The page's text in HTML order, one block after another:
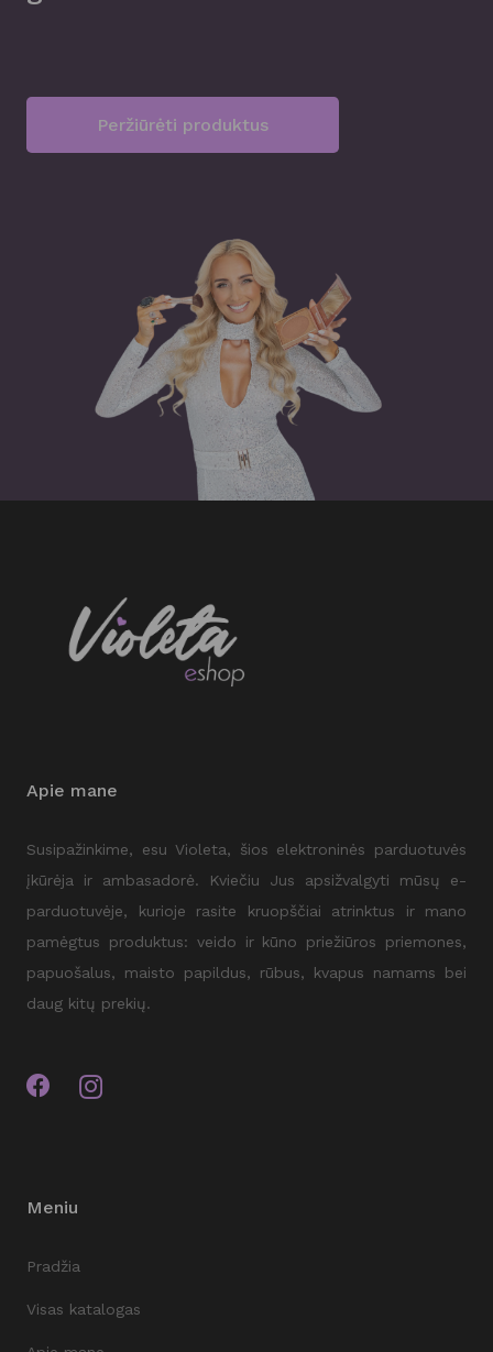
Peržiūrėti produktus
Apie mane
Susipažinkime, esu Violeta, šios elektroninės parduotuvės
įkūrėja ir ambasadorė. Kviečiu Jus apsižvalgyti mūsų e-
parduotuvėje, kurioje rasite kruopščiai atrinktus ir mano
pamėgtus produktus: veido ir kūno priežiūros priemones,
papuošalus, maisto papildus, rūbus, kvapus namams bei
daug kitų prekių.
Meniu
Pradžia
Visas katalogas